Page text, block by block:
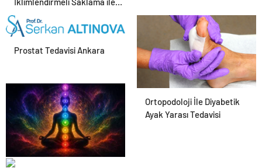
Güvenli Kullanım
Prostat Tedavisi Ankara
Ortopodoloji İle Diyabetik
Ayak Yarası Tedavisi